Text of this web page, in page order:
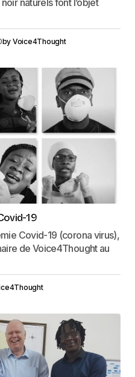
naturels font l’objet
by Voice4Thought
19
Covid-19 (corona virus),
de Voice4Thought au